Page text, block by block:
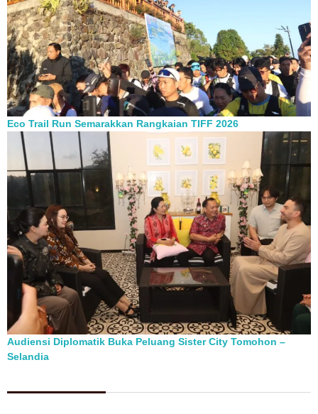
Eco Trail Run Semarakkan Rangkaian TIFF 2026
Audiensi Diplomatik Buka Peluang Sister City Tomohon –
Selandia